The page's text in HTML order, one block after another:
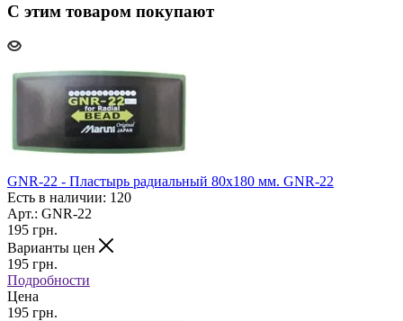
С этим товаром покупают
GNR-22 - Пластырь радиальный 80х180 мм. GNR-22
Есть в наличии: 120
Арт.: GNR-22
195 грн.
Варианты цен
195 грн.
Подробности
Цена
195 грн.